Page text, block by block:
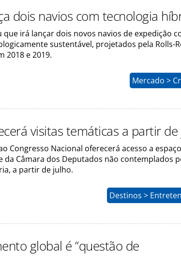
dois navios com tecnologia
irá lançar dois novos navios de expedição
sustentável, projetados pela Rolls-
2018 e 2019.
Mercado >
visitas temáticas a partir
Congresso Nacional oferecerá acesso a
da Câmara dos Deputados não contemplados
a partir de julho.
Destinos >
global é “questão de